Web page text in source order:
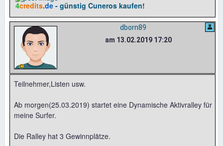
4credits.de - günstig Cuneros kaufen!
dborn89
am 13.02.2019 17:20
Teilnehmer,Listen usw.
Ab morgen(25.03.2019) startet eine Dynamische Aktivralley für
meine Surfer.
Die Ralley hat 3 Gewinnplätze.